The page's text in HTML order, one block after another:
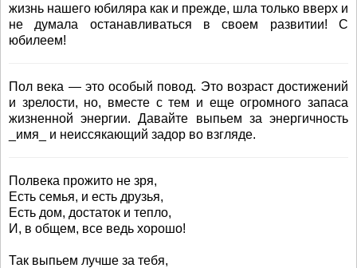
жизнь нашего юбиляра как и прежде, шла только вверх и
не думала останавливаться в своем развитии! С
юбилеем!
Пол века — это особый повод. Это возраст достижений
и зрелости, но, вместе с тем и еще огромного запаса
жизненной энергии. Давайте выпьем за энергичность
_имя_ и неиссякающий задор во взгляде.
Полвека прожито не зря,
Есть семья, и есть друзья,
Есть дом, достаток и тепло,
И, в общем, все ведь хорошо!
Так выпьем лучше за тебя,